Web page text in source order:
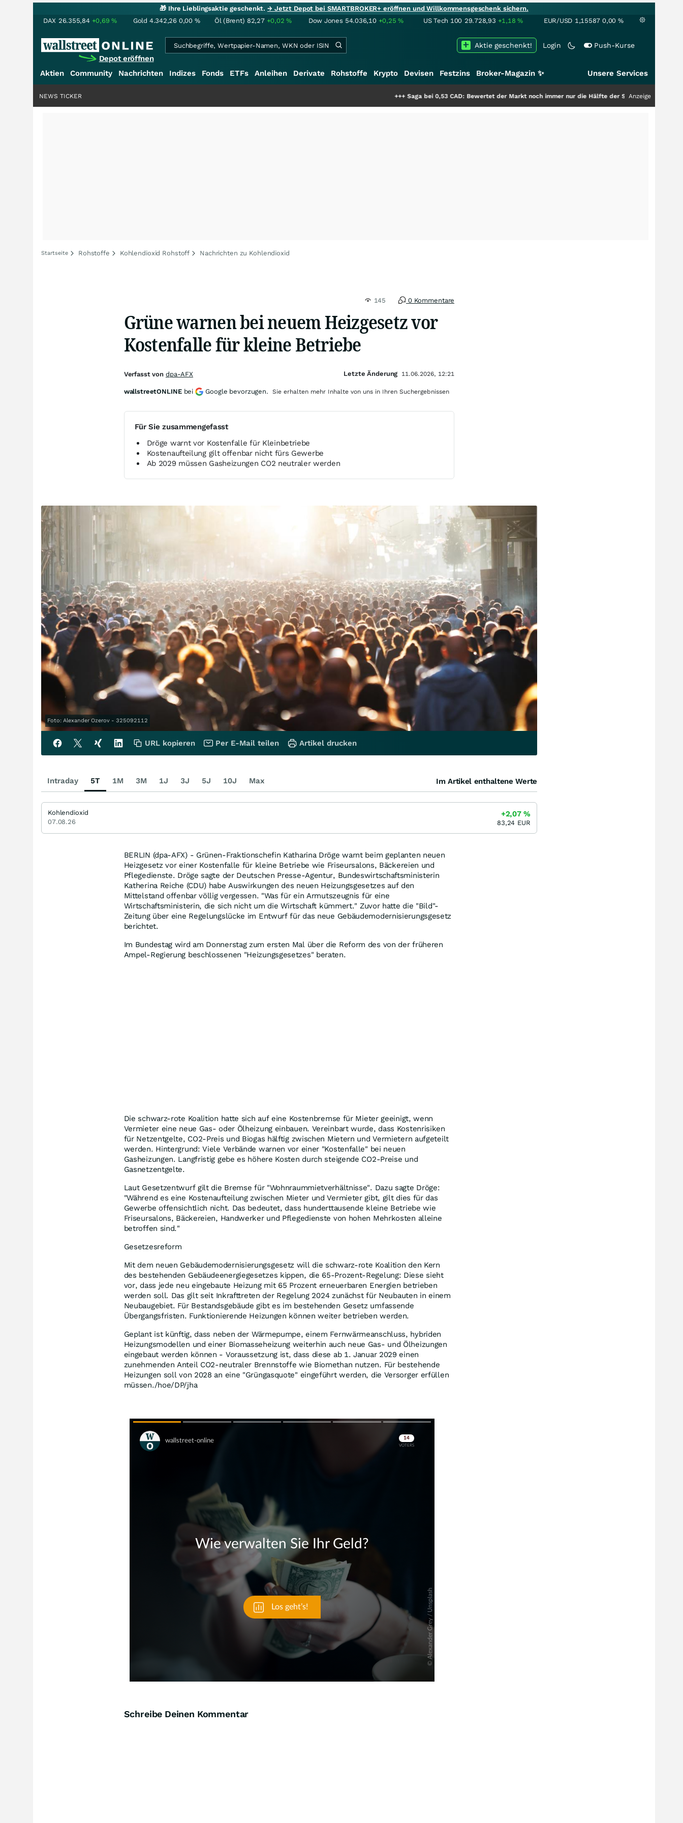
🎁 Ihre Lieblingsaktie geschenkt.→ Jetzt Depot bei SMARTBROKER+ eröffnen und Willkommensgeschenk sichern.
DAX 26.355,84 +0,69% Gold 4.342,26 0,00 % Öl (Brent) 82,27 +0,02% Dow Jones 54.036,10 +0,25% US Tech 100 29.728,93 +1,18% EUR/USD 1,15587 0,00 %
Depot eröffnen
Login Push-Kurse
Aktie geschenkt!
Aktien Community Nachrichten Indizes Fonds ETFs Anleihen Derivate Rohstoffe Krypto Devisen Festzins Broker-Magazin ✨ Unsere Services
Saga bei 0,53 CAD: Bewertet der Markt noch immer nur die Hälfte der Story? +++ Anzeige
NEWS TICKER
Startseite Rohstoffe Kohlendioxid Rohstoff Nachrichten zu Kohlendioxid
145 0 Kommentare
Grüne warnen bei neuem Heizgesetz vor
Kostenfalle für kleine Betriebe
Für Sie zusammengefasst
Dröge warnt vor Kostenfalle für Kleinbetriebe
Kostenaufteilung gilt offenbar nicht fürs Gewerbe
Ab 2029 müssen Gasheizungen CO2 neutraler werden
Foto: Alexander Ozerov - 325092112
BERLIN (dpa-AFX) - Grünen-Fraktionschefin Katharina Dröge warnt beim geplanten neuen
Heizgesetz vor einer Kostenfalle für kleine Betriebe wie Friseursalons, Bäckereien und
Pflegedienste. Dröge sagte der Deutschen Presse-Agentur, Bundeswirtschaftsministerin
Katherina Reiche (CDU) habe Auswirkungen des neuen Heizungsgesetzes auf den
Mittelstand offenbar völlig vergessen. "Was für ein Armutszeugnis für eine
Wirtschaftsministerin, die sich nicht um die Wirtschaft kümmert." Zuvor hatte die "Bild"-
Zeitung über eine Regelungslücke im Entwurf für das neue Gebäudemodernisierungsgesetz
berichtet.
Im Bundestag wird am Donnerstag zum ersten Mal über die Reform des von der früheren
Ampel-Regierung beschlossenen "Heizungsgesetzes" beraten.
Die schwarz-rote Koalition hatte sich auf eine Kostenbremse für Mieter geeinigt, wenn
Vermieter eine neue Gas- oder Ölheizung einbauen. Vereinbart wurde, dass Kostenrisiken
für Netzentgelte, CO2-Preis und Biogas hälftig zwischen Mietern und Vermietern aufgeteilt
werden. Hintergrund: Viele Verbände warnen vor einer "Kostenfalle" bei neuen
Gasheizungen. Langfristig gebe es höhere Kosten durch steigende CO2-Preise und
Gasnetzentgelte.
Laut Gesetzentwurf gilt die Bremse für "Wohnraummietverhältnisse". Dazu sagte Dröge:
"Während es eine Kostenaufteilung zwischen Mieter und Vermieter gibt, gilt dies für das
Gewerbe offensichtlich nicht. Das bedeutet, dass hunderttausende kleine Betriebe wie
Friseursalons, Bäckereien, Handwerker und Pflegedienste von hohen Mehrkosten alleine
betroffen sind."
Gesetzesreform
Mit dem neuen Gebäudemodernisierungsgesetz will die schwarz-rote Koalition den Kern
des bestehenden Gebäudeenergiegesetzes kippen, die 65-Prozent-Regelung: Diese sieht
vor, dass jede neu eingebaute Heizung mit 65 Prozent erneuerbaren Energien betrieben
werden soll. Das gilt seit Inkrafttreten der Regelung 2024 zunächst für Neubauten in einem
Neubaugebiet. Für Bestandsgebäude gibt es im bestehenden Gesetz umfassende
Übergangsfristen. Funktionierende Heizungen können weiter betrieben werden.
Geplant ist künftig, dass neben der Wärmepumpe, einem Fernwärmeanschluss, hybriden
Heizungsmodellen und einer Biomasseheizung weiterhin auch neue Gas- und Ölheizungen
eingebaut werden können - Voraussetzung ist, dass diese ab 1. Januar 2029 einen
zunehmenden Anteil CO2-neutraler Brennstoffe wie Biomethan nutzen. Für bestehende
Heizungen soll von 2028 an eine "Grüngasquote" eingeführt werden, die Versorger erfüllen
müssen./hoe/DP/jha
Skip
Schreibe Deinen Kommentar
Verfasst von dpa-AFX Letzte Änderung 11.06.2026, 12:21
wallstreetONLINE bei Google bevorzugen. Sie erhalten mehr Inhalte von uns in Ihren Suchergebnissen
URL kopieren Per E-Mail teilen Artikel drucken
Intraday 5T 1M 3M 1J 3J 5J 10J Max Im Artikel enthaltene Werte
Kohlendioxid
07.08.26
+2,07%
83,24 EUR